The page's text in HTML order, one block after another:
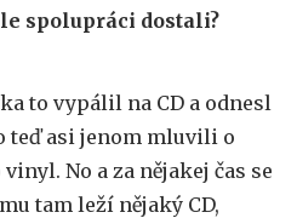
spolupráci dostali?
to vypálil na CD a odnesl
teď asi jenom mluvili o
No a za nějakej čas se
tam leží nějaký CD,